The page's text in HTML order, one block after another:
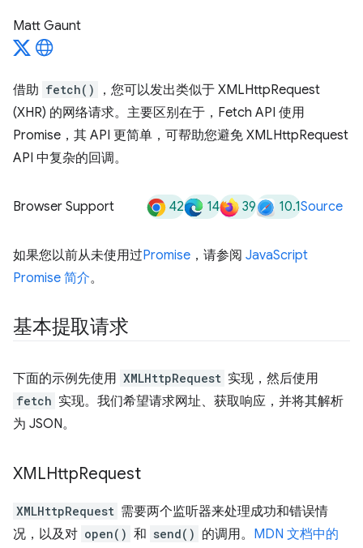
Matt Gaunt
借助 fetch()
，您可以发出类似于 XMLHttpRequest
(XHR) 的网络请求。主要区别在于，Fetch API 使用
Promise，其 API 更简单，可帮助您避免 XMLHttpRequest
API 中复杂的回调。
Browser Support 42 14 39 10.1Source
如果您以前从未使用过Promise ，请参阅 JavaScript
Promise 简介。
基本提取请求
下面的示例先使用 XMLHttpRequest 实现，然后使用
fetch 实现。我们希望请求网址、获取响应，并将其解析
为 JSON。
XMLHttpRequest
XMLHttpRequest 需要两个监听器来处理成功和错误情
况，以及对 open() 和 send() 的调用。 MDN 文档中的